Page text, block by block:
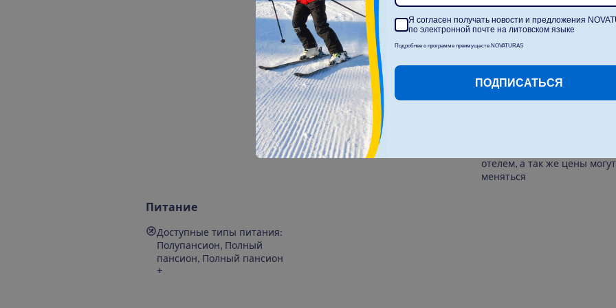
стороны отеля.
Туроператор не несёт
ответственности за
информацию
Информация
отелем, а так же цены могут
меняться
Питание
Доступные типы питания:
Полупансион, Полный
пансион, Полный пансион
+
Я согласен получать новости и предложения
по электронной почте на литовском языке
Подробнее о программе преимуществ NOVATURAS
ПОДПИСАТЬСЯ